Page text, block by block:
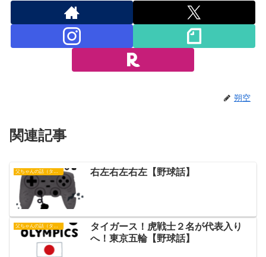
朔空
関連記事
父ちゃんの話（タイガース） 右左右左右左【野球話】
父ちゃんの話（タイガース）
タイガース！虎戦士２名が代表入り
へ！東京五輪【野球話】